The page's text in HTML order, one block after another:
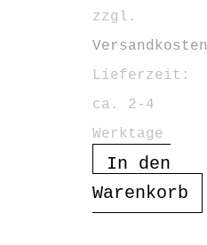
zzgl.
Versandkosten
Lieferzeit:
ca. 2-4
Werktage
In den
Warenkorb